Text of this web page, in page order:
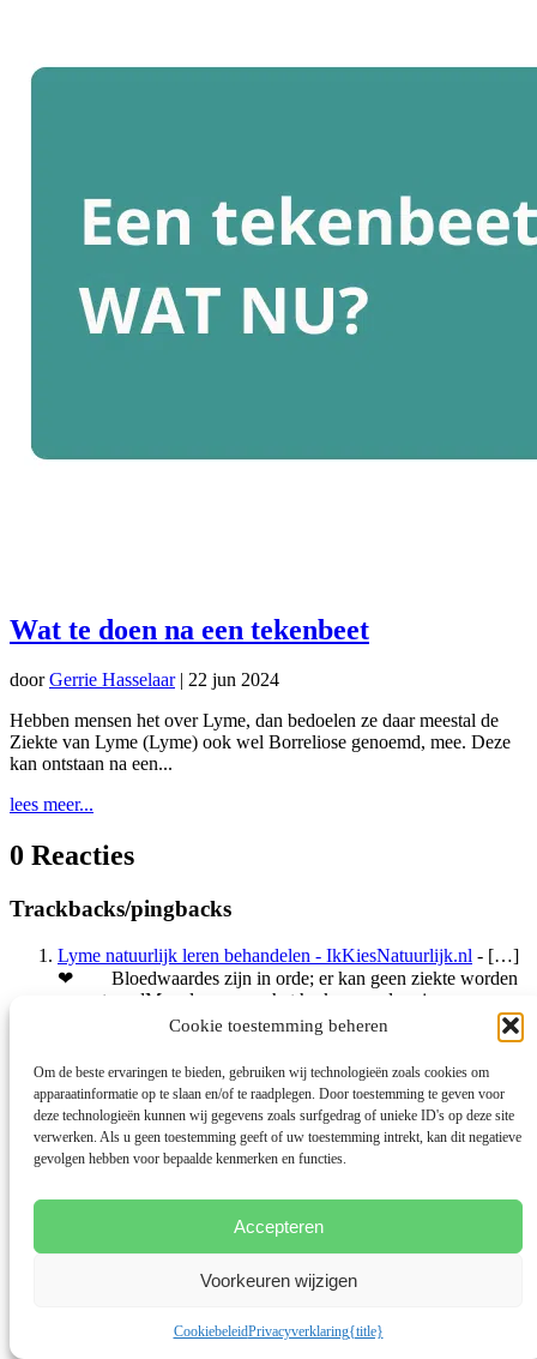
Cookie toestemming beheren
Om de beste ervaringen te bieden, gebruiken wij technologieën zoals cookies om
apparaatinformatie op te slaan en/of te raadplegen. Door toestemming te geven voor
deze technologieën kunnen wij gegevens zoals surfgedrag of unieke ID's op deze site
verwerken. Als u geen toestemming geeft of uw toestemming intrekt, kan dit negatieve
gevolgen hebben voor bepaalde kenmerken en functies.
Accepteren
Voorkeuren wijzigen
CookiebeleidPrivacyverklaring{title}
Wat te doen na een tekenbeet
doorGerrie Hasselaar| 22 jun 2024
Hebben mensen het over Lyme, dan bedoelen ze daar meestal de
Ziekte van Lyme (Lyme) ook wel Borreliose genoemd, mee. Deze
kan ontstaan na een...
lees meer...
0 Reacties
Trackbacks/pingbacks
Lyme natuurlijk leren behandelen - IkKiesNatuurlijk.nl - […]
❤ Bloedwaardes zijn in orde; er kan geen ziekte worden
aangetoondMeer lezen over het herkennen, lees je
op: https://lymeherstel.nl/symptomen-ziekte-van-lyme/zo-
Plaats een reactie
Je e-mailadres wordt niet gepubliceerd. Vereiste velden zijn
gemarkeerd met*